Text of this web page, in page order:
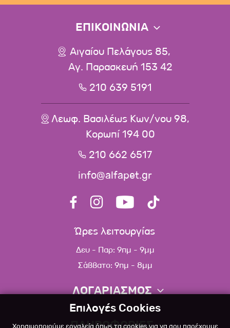
ΕΠΙΚΟΙΝΩΝΙΑ
Αιγαίου Πελάγους 85,
Αγ. Παρασκευή 153 42
210 639 5191
Λεωφ. Βασιλέως Κων/νου 98,
Κορωπί 194 00
210 662 6517
info@alfapet.gr
Ώρες λειτουργίας
Δευ - Παρ: 9πμ - 9μμ
Σάββατο: 9πμ - 8μμ
ΛΟΓΑΡΙΑΣΜΟΣ
Πληροφορίες λογαριασμού
ΠΛΗΡΟΦΟΡΙΕΣ
Επιλογές Cookies
Χρησιμοποιούμε εργαλεία όπως τα cookies για να σου παρέχουμε